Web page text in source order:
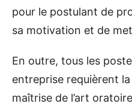
pour le postulant de
sa motivation et de
En outre, tous les
entreprise requièrent
maîtrise de l’art